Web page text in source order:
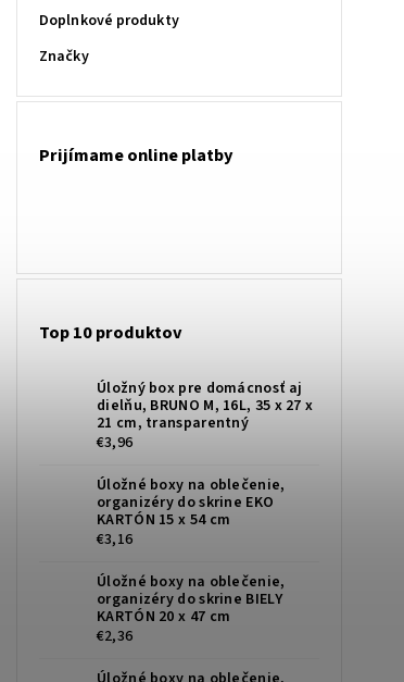
Doplnkové produkty
Značky
Prijímame online platby
Top 10 produktov
Úložný box pre domácnosť aj
dielňu, BRUNO M, 16L, 35 x 27 x
21 cm, transparentný
€3,96
Úložné boxy na oblečenie,
organizéry do skrine EKO
KARTÓN 15 x 54 cm
€3,16
Úložné boxy na oblečenie,
organizéry do skrine BIELY
KARTÓN 20 x 47 cm
€2,36